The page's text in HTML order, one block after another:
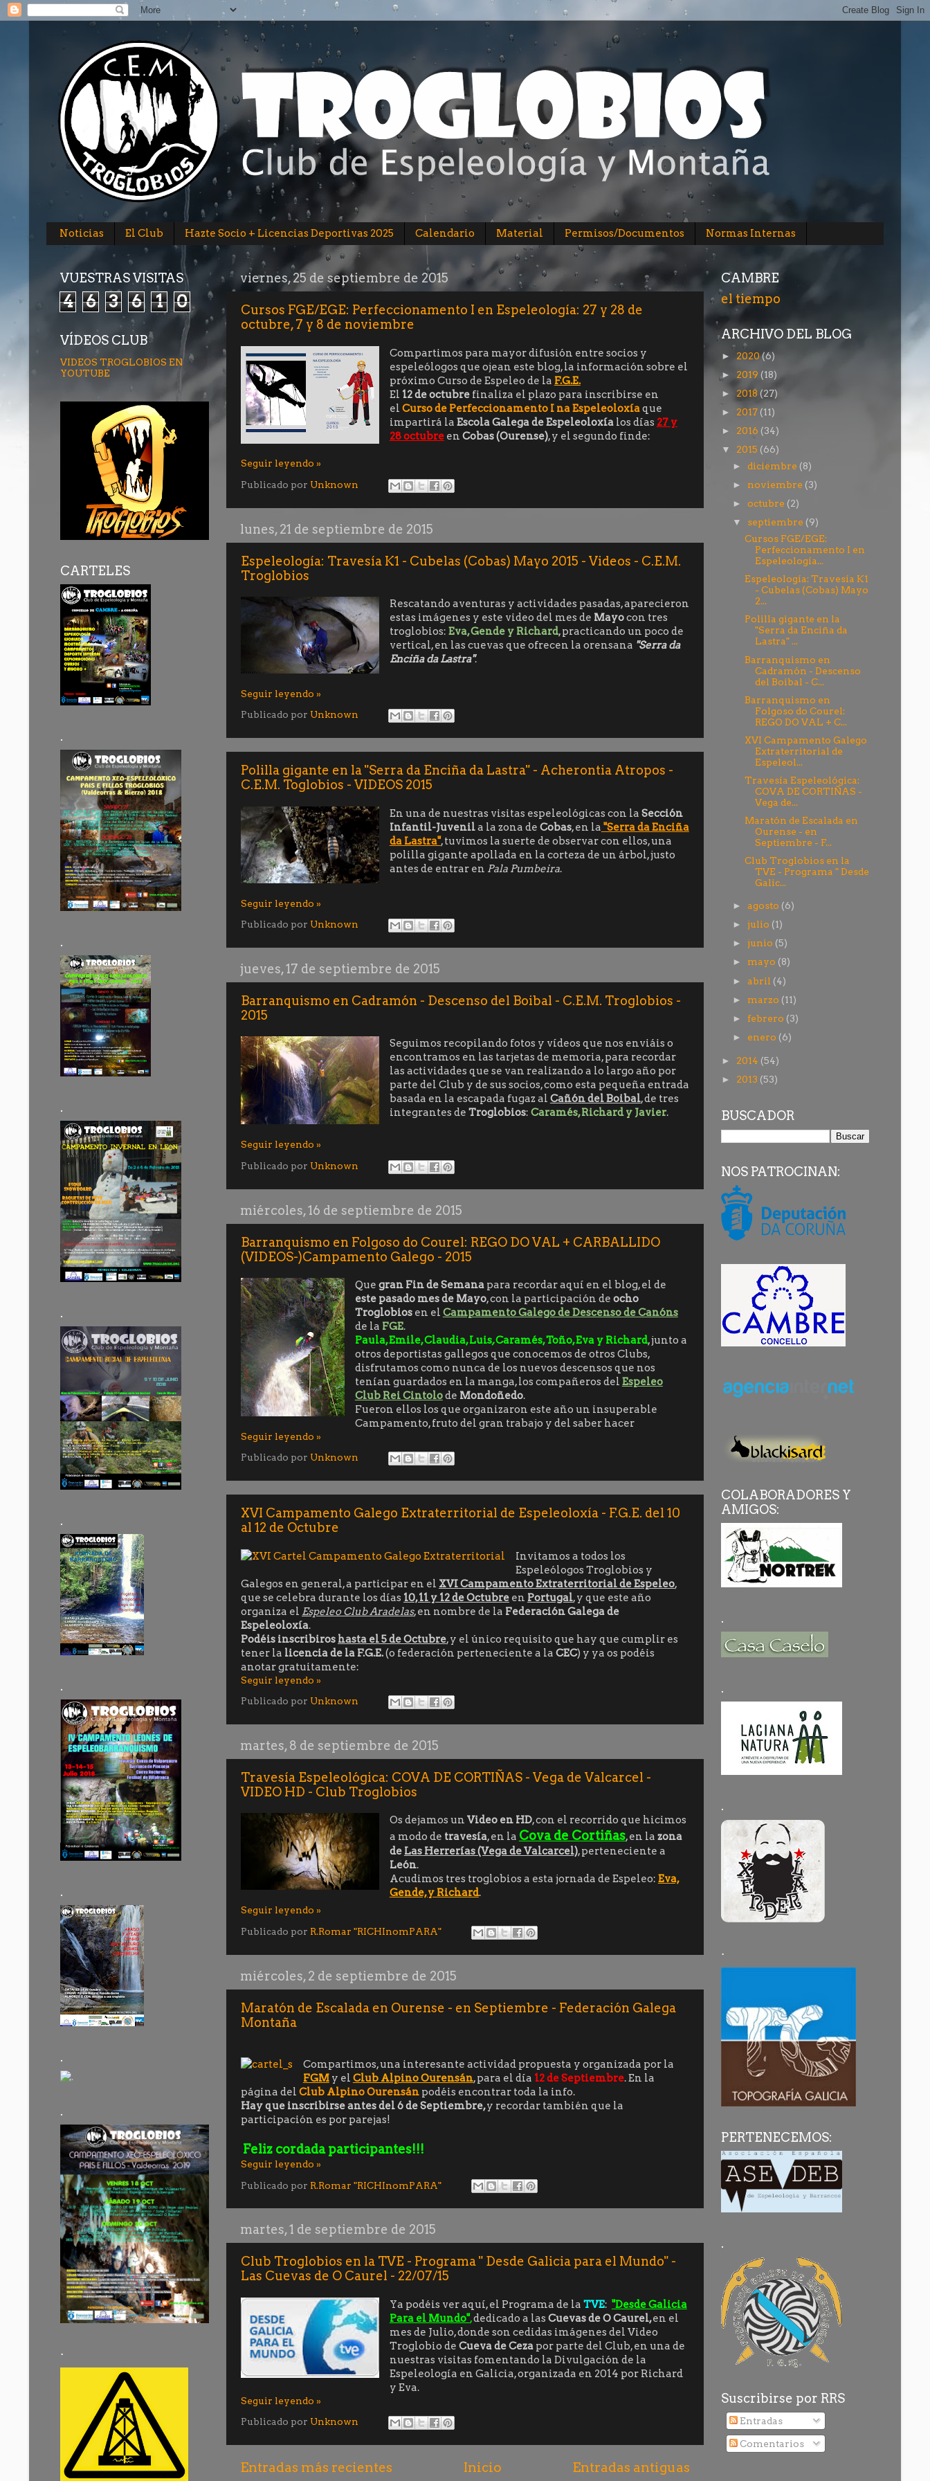
Noticias El Club Hazte Socio + Licencias Deportivas 2025 Calendario Material Permisos/Documentos Normas Internas
viernes, 25 de septiembre de 2015
Cursos FGE/EGE: Perfeccionamento I en Espeleología: 27 y 28 de
octubre, 7 y 8 de noviembre
Compartimos para mayor difusión entre socios y
espeleólogos que ojean este blog, la información sobre el
próximo Curso de Espeleo de la F.G.E.
El 12 de octubrefinaliza el plazo para inscribirse en
el Curso de Perfeccionamento I na Espeleoloxíaque
impartirá la Escola Galega de Espeleoloxíalos días 27 y
28 octubreen Cobas (Ourense), y el segundo finde:
Seguir leyendo »
Publicado por Unknown
lunes, 21 de septiembre de 2015
Espeleología: Travesía K1 - Cubelas (Cobas) Mayo 2015 - Videos - C.E.M.
Troglobios
Rescatando aventuras y actividades pasadas, aparecieron
estas imágenes y este video del mes de Mayocon tres
troglobios: Eva, Gende y Richard, practicando un poco de
vertical, en las cuevas que ofrecen la orensana "Serra da
Enciña da Lastra".
Seguir leyendo »
Publicado por Unknown
Polilla gigante en la "Serra da Enciña da Lastra" - Acherontia Atropos -
C.E.M. Toglobios - VIDEOS 2015
En una de nuestras visitas espeleológicas con la Sección
Infantil-Juvenila la zona de Cobas, en la "Serra da Enciña
da Lastra", tuvimos la suerte de observar con ellos, una
polilla gigante apollada en la corteza de un árbol, justo
antes de entrar en Pala Pumbeira.
Seguir leyendo »
Publicado por Unknown
jueves, 17 de septiembre de 2015
Barranquismo en Cadramón - Descenso del Boibal - C.E.M. Troglobios -
2015
Seguimos recopilando fotos y vídeos que nos enviáis o
encontramos en las tarjetas de memoria, para recordar
las actividades que se van realizando a lo largo año por
parte del Club y de sus socios, como esta pequeña entrada
basada en la escapada fugaz al Cañón del Boibal, de tres
integrantes de Troglobios: Caramés, Richard y Javier.
Seguir leyendo »
Publicado por Unknown
miércoles, 16 de septiembre de 2015
Barranquismo en Folgoso do Courel: REGO DO VAL + CARBALLIDO
(VIDEOS-)Campamento Galego - 2015
Que gran Fin de Semanapara recordar aquí en el blog, el de
este pasado mes de Mayo, con la participación de ocho
Troglobiosen el Campamento Galego de Descenso de Canóns
de la FGE.
Paula, Emile, Claudia, Luis,Caramés, Toño, Eva y Richard, junto a
otros deportistas gallegos que conocemos de otros Clubs,
disfrutamos como nunca de los nuevos descensos que nos
tenían guardados en la manga, los compañeros del Espeleo
Club Rei Cintolode Mondoñedo.
Fueron ellos los que organizaron este año un insuperable
Campamento, fruto del gran trabajo y del saber hacer
Seguir leyendo »
Publicado por Unknown
XVI Campamento Galego Extraterritorial de Espeleoloxía - F.G.E. del 10
al 12 de Octubre
Invitamos a todos los
Espeleólogos Troglobios y
Galegos en general, a participar en el XVI Campamento Extraterritorial de Espeleo,
que se celebra durante los días 10, 11 y 12 de Octubre en Portugal, y que este año
organiza el Espeleo Club Aradelas, en nombre de la Federación Galega de
Espeleoloxía.
Podéis inscribiros hasta el 5 de Octubre, y el único requisito que hay que cumplir es
tener la licencia de la F.G.E.(o federación perteneciente a la CEC) y ya os podéis
anotar gratuitamente:
Seguir leyendo »
Publicado por Unknown
martes, 8 de septiembre de 2015
Travesía Espeleológica: COVA DE CORTIÑAS - Vega de Valcarcel -
VIDEO HD - Club Troglobios
Os dejamos un Video en HD, con el recorrido que hicimos
a modo de travesía, en la Cova de Cortiñas, en la zona
de Las Herrerías (Vega de Valcarcel), perteneciente a
León.
Acudimos tres troglobios a esta jornada de Espeleo: Eva,
Gende, y Richard.
Seguir leyendo »
Publicado por R.Romar "RICHInomPARA"
miércoles, 2 de septiembre de 2015
Maratón de Escalada en Ourense - en Septiembre - Federación Galega
Montaña
Compartimos, una interesante actividad propuesta y organizada por la
FGMy el Club Alpino Ourensán, para el día 12 de Septiembre. En la
página del Club Alpino Ourensán podéis encontrar toda la info.
Hay que inscribirse antes del 6 de Septiembre,y recordar también que la
participación es por parejas!
Feliz cordada participantes!!!
Seguir leyendo »
Publicado por R.Romar "RICHInomPARA"
martes, 1 de septiembre de 2015
Club Troglobios en la TVE - Programa " Desde Galicia para el Mundo" -
Las Cuevas de O Caurel - 22/07/15
Ya podéis ver aquí, el Programa de la TVE: "Desde Galicia
Para el Mundo",dedicado a las Cuevas de O Caurel,en el
mes de Julio, donde son cedidas imágenes del Video
Troglobio de Cueva de Ceza por parte del Club, en una de
nuestras visitas fomentando la Divulgación de la
Espeleología en Galicia, organizada en 2014 por Richard
y Eva.
Seguir leyendo »
Publicado por Unknown
Entradas más recientes Entradas antiguas
Inicio
VUESTRAS VISITAS
4 6 3 6 1 0
VÍDEOS CLUB
VIDEOS TROGLOBIOS EN
YOUTUBE
CARTELES
.
.
.
.
.
.
.
.
.
·
CAMBRE
el tiempo
ARCHIVO DEL BLOG
► 2020(6)
► 2019 (18)
► 2018 (27)
► 2017 (11)
► 2016 (34)
▼ 2015 (66)
►diciembre (8)
► noviembre (3)
►octubre (2)
▼ septiembre (9)
Cursos FGE/EGE:
Perfeccionamento I en
Espeleología...
Espeleología: Travesía K1
- Cubelas (Cobas) Mayo
2...
Polilla gigante en la
"Serra da Enciña da
Lastra" ...
Barranquismo en
Cadramón - Descenso
del Boibal - C...
Barranquismo en
Folgoso do Courel:
REGO DO VAL + C...
XVI Campamento Galego
Extraterritorial de
Espeleol...
Travesía Espeleológica:
COVA DE CORTIÑAS -
Vega de...
Maratón de Escalada en
Ourense - en
Septiembre - F...
Club Troglobios en la
TVE - Programa " Desde
Galic...
► agosto (6)
►julio (1)
►junio (5)
► mayo (8)
► abril (4)
► marzo (11)
► febrero (3)
► enero (6)
► 2014 (54)
► 2013 (53)
BUSCADOR
NOS PATROCINAN:
COLABORADORES Y
AMIGOS:
.
.
.
·
PERTENECEMOS:
.
Suscribirse por RRS
Entradas
Comentarios